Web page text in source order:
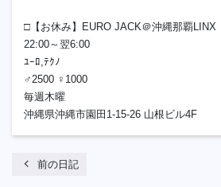
□【お休み】EURO JACK＠沖縄那覇LINX
22:00～翌6:00
ﾕｰﾛ,ﾃｸﾉ
♂2500 ♀1000
毎週木曜
沖縄県沖縄市園田1-15-26 山根ビル4F
chevron_left 前の日記